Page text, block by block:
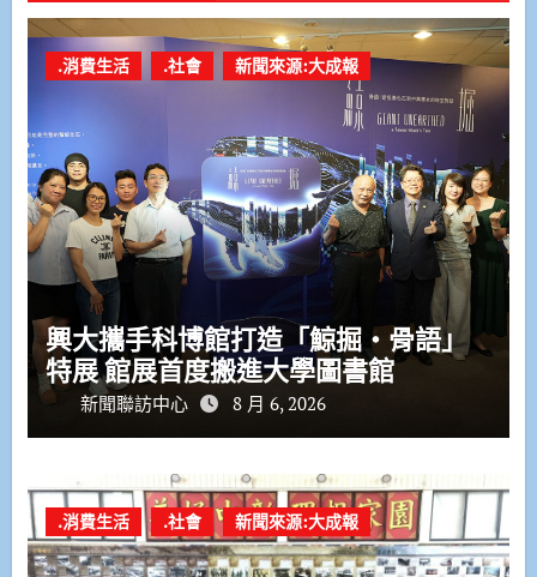
.消費生活 .社會 新聞來源:大成報
興大攜手科博館打造「鯨掘・骨語」
特展 館展首度搬進大學圖書館
新聞聯訪中心 8 月 6, 2026
.消費生活 .社會 新聞來源:大成報